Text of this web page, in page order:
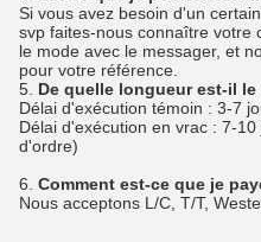
Si vous avez besoin d'un
svp faites-nous connaître votre
le mode avec le messager, et
pour votre référence.
5. De quelle longueur est-il
Délai d'exécution témoin : 3-7
Délai d'exécution en vrac : 7-
d'ordre)
6. Comment est-ce que je
Nous acceptons L/C, T/T,